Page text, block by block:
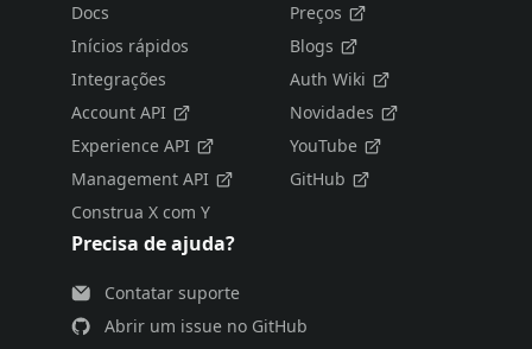
Docs
Inícios rápidos
Integrações
Account API
Experience API
Management API
Construa X com Y
Preços
Blogs
Auth Wiki
Novidades
YouTube
GitHub
Precisa de ajuda?
Contatar suporte
Abrir um issue no GitHub